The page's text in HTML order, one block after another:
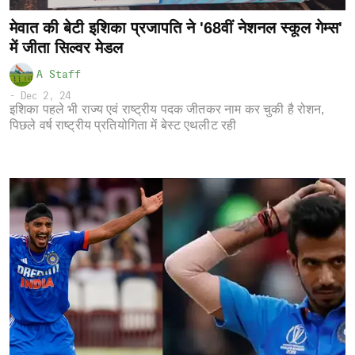
मेवात की बेटी इशिका प्रजापति ने '68वीं नेशनल स्कूल गेम्स'
में जीता सिल्वर मेडल
A Staff
- Dec 2, 24
इशिका पहले भी राज्य एवं राष्ट्रीय पदक जीतकर नाम कर चुकी है रोशन,
पिछले वर्ष राष्ट्रीय प्रतियोगिता में बेस्ट एथलीट रही